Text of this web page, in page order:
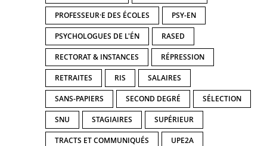
PROFESSEUR·E DES ÉCOLES PSY-EN
PSYCHOLOGUES DE L'ÉN RASED
RECTORAT & INSTANCES RÉPRESSION
RETRAITES RIS SALAIRES
SANS-PAPIERS SECOND DEGRÉ SÉLECTION
SNU STAGIAIRES SUPÉRIEUR
TRACTS ET COMMUNIQUÉS UPE2A